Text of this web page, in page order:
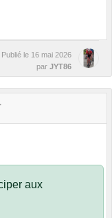
Publié le 16 mai 2026
par JYT86
aux